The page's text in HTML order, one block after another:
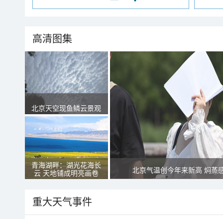
高清图集
北京天空现鱼鳞云景观
青海湖畔：湖光花海长
云 天地铺成明亮画卷
北京气温创今年来新高 焖蒸
重大天气事件